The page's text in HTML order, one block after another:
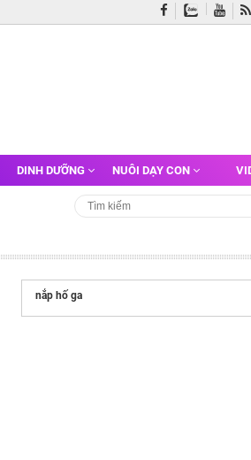
DINH DƯỠNG NUÔI DẠY CON
nắp hố ga